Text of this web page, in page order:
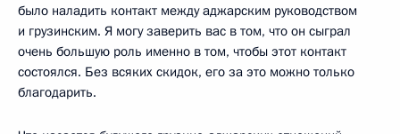
было наладить контакт между аджарским руководством
и грузинским. Я могу заверить вас в том, что он сыграл
очень большую роль именно в том, чтобы этот контакт
состоялся. Без всяких скидок, его за это можно только
благодарить.